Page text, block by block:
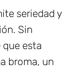
seriedad y
Sin
esta
broma, un